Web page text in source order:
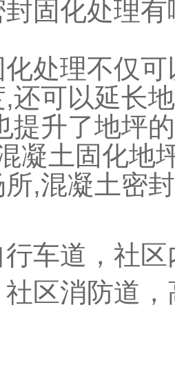
固化处理
处理不仅
还可以延长
提升了地坪
凝土固化地
所,混凝土密
行车道，社
区消防道